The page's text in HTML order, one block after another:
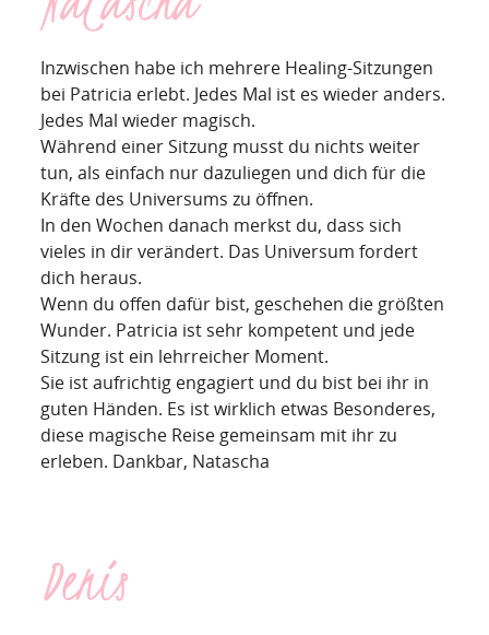
Inzwischen habe ich mehrere Healing-Sitzungen
bei Patricia erlebt. Jedes Mal ist es wieder anders.
Jedes Mal wieder magisch.
Während einer Sitzung musst du nichts weiter
tun, als einfach nur dazuliegen und dich für die
Kräfte des Universums zu öffnen.
In den Wochen danach merkst du, dass sich
vieles in dir verändert. Das Universum fordert
dich heraus.
Wenn du offen dafür bist, geschehen die größten
Wunder. Patricia ist sehr kompetent und jede
Sitzung ist ein lehrreicher Moment.
Sie ist aufrichtig engagiert und du bist bei ihr in
guten Händen. Es ist wirklich etwas Besonderes,
diese magische Reise gemeinsam mit ihr zu
erleben. Dankbar, Natascha
Denis